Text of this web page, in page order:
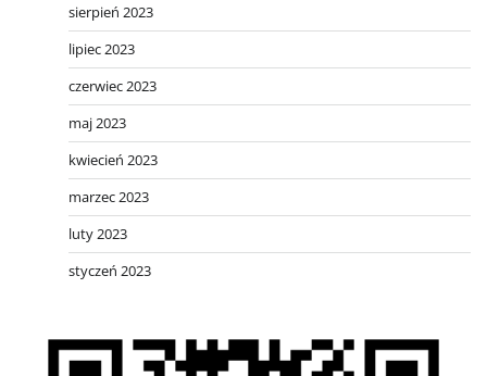
sierpień 2023
lipiec 2023
czerwiec 2023
maj 2023
kwiecień 2023
marzec 2023
luty 2023
styczeń 2023